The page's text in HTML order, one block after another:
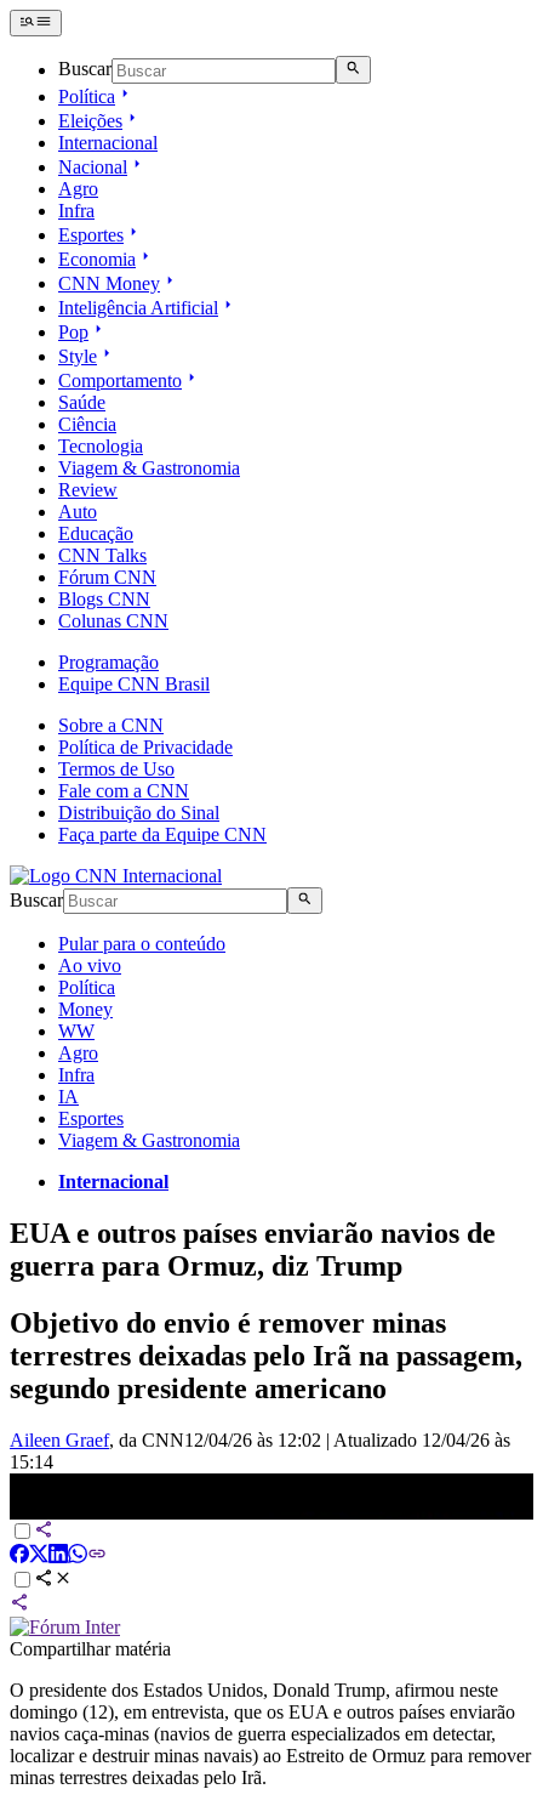
Buscar
Política
Eleições
Internacional
Nacional
Agro
Infra
Esportes
Economia
CNN Money
Inteligência Artificial
Pop
Style
Comportamento
Saúde
Ciência
Tecnologia
Viagem & Gastronomia
Review
Auto
Educação
CNN Talks
Fórum CNN
Blogs CNN
Colunas CNN
Programação
Equipe CNN Brasil
Sobre a CNN
Política de Privacidade
Termos de Uso
Fale com a CNN
Distribuição do Sinal
Faça parte da Equipe CNN
Buscar
Pular para o conteúdo
Ao vivo
Política
Money
WW
Agro
Infra
IA
Esportes
Viagem & Gastronomia
Internacional
EUA e outros países enviarão navios de
guerra para Ormuz, diz Trump
Objetivo do envio é remover minas
terrestres deixadas pelo Irã na passagem,
segundo presidente americano
Aileen Graef, da CNN12/04/26 às 12:02 | Atualizado 12/04/26 às
15:14
Compartilhar matéria
O presidente dos Estados Unidos, Donald Trump, afirmou neste
domingo (12), em entrevista, que os EUA e outros países enviarão
navios caça-minas (navios de guerra especializados em detectar,
localizar e destruir minas navais) ao Estreito de Ormuz para remover
minas terrestres deixadas pelo Irã.